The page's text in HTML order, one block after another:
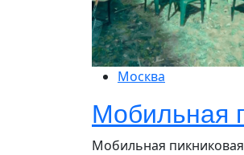
Москва
Мобильная
Мобильная